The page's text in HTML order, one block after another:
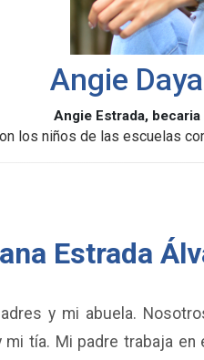
Angie
Angie Estrada,
los niños de las escuelas
Estrada
y mi abuela.
mi tía. Mi padre trabaja